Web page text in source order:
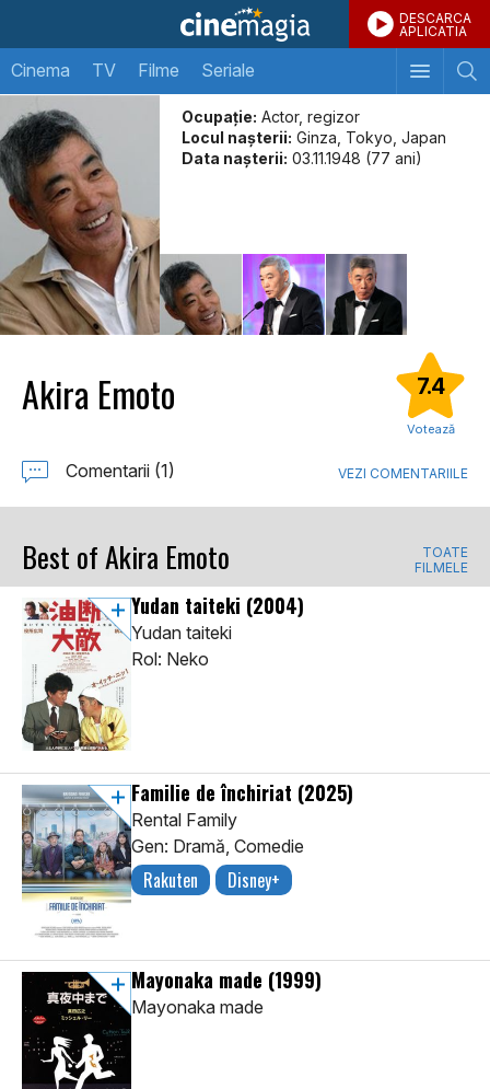
DESCARCA
APLICATIA
Cinema TV Filme Seriale
Ocupație: Actor, regizor
Locul naşterii: Ginza, Tokyo, Japan
Data naşterii: 03.11.1948 (77 ani)
Akira Emoto 7.4
Votează
Comentarii (1) VEZI COMENTARIILE
Best of Akira Emoto
TOATE
FILMELE
Yudan taiteki (2004)
Yudan taiteki
Rol: Neko
Familie de închiriat (2025)
Rental Family
Gen: Dramă, Comedie
Rakuten Disney+
Mayonaka made (1999)
Mayonaka made